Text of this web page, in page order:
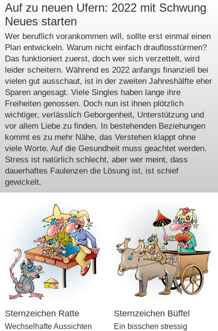
Auf zu neuen Ufern: 2022 mit Schwung
Neues starten
Wer beruflich vorankommen will, sollte erst einmal einen
Plan entwickeln. Warum nicht einfach drauflosstürmen?
Das funktioniert zuerst, doch wer sich verzettelt, wird
leider scheitern. Während es 2022 anfangs finanziell bei
vielen gut ausschaut, ist in der zweiten Jahreshälfte eher
Sparen angesagt. Viele Singles haben lange ihre
Freiheiten genossen. Doch nun ist ihnen plötzlich
wichtiger, verlässlich Geborgenheit, Unterstützung und
vor allem Liebe zu finden. In bestehenden Beziehungen
kommt es zu mehr Nähe, das Verstehen klappt ohne
viele Worte. Auf die Gesundheit muss geachtet werden.
Stress ist natürlich schlecht, aber wer meint, dass
dauerhaftes Faulenzen die Lösung ist, ist schief
gewickelt.
Sternzeichen Ratte
Wechselhafte Aussichten
Sternzeichen Büffel
Ein bisschen stressig